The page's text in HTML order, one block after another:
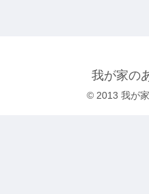
我が家の
© 2013 我が